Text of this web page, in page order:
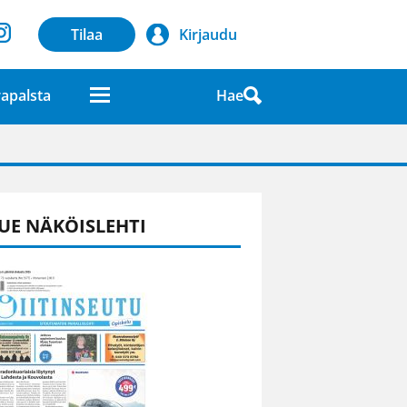
Tilaa Kirjaudu
Hae
lehdessä
NÄKÖISLEHTI